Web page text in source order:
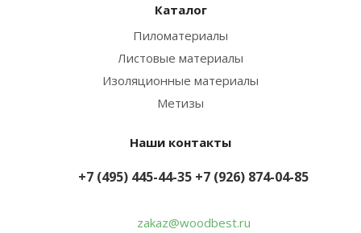
Каталог
Пиломатериалы
Листовые материалы
Изоляционные материалы
Метизы
Наши контакты
+7 (495) 445-44-35 +7 (926) 874-04-85
zakaz@woodbest.ru